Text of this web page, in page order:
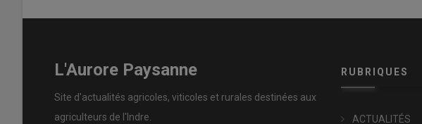
L'Aurore Paysanne
Site d'actualités agricoles, viticoles et rurales destinées aux
agriculteurs de l'Indre.
RUBRIQUES
ACTUALITÉS